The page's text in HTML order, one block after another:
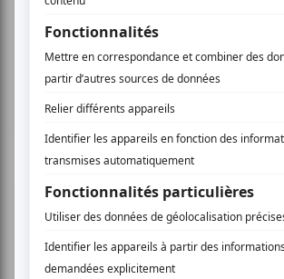
Viva Coldplay
Lavaltrie